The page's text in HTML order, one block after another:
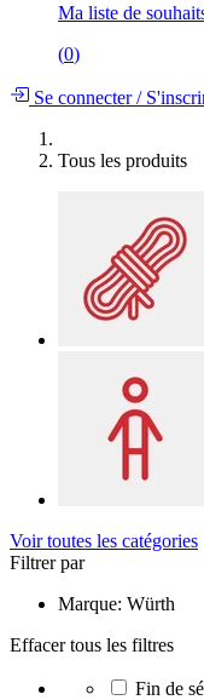
Ma liste de
(0)
Se connecter/
Tous les produits
Voir toutes les catégories
Filtrer par
Marque: Würth
Effacer tous les filtres
Fin de